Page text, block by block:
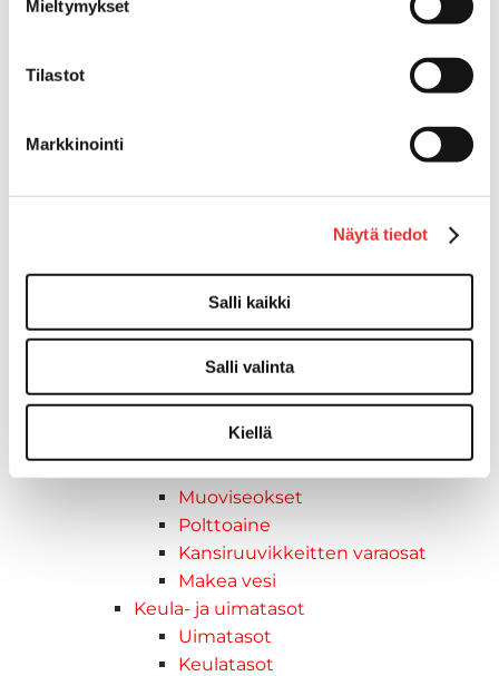
Mieltymykset
Tilastot
Markkinointi
Näytä tiedot
Salli kaikki
Salli valinta
Kiellä
Knaapit
Trailerikoukut
Venerenkaat ja silmukkapultit/-
ruuvit
Kansiruuvikkeet
Jätevesi
Muoviseokset
Polttoaine
Kansiruuvikkeitten varaosat
Makea vesi
Keula- ja uimatasot
Uimatasot
Keulatasot